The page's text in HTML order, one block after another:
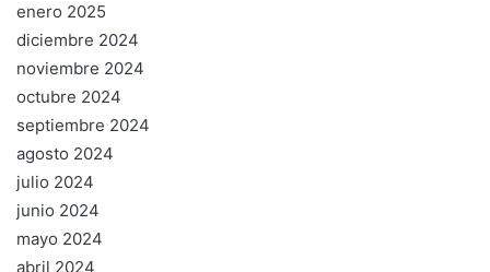
enero 2025
diciembre 2024
noviembre 2024
octubre 2024
septiembre 2024
agosto 2024
julio 2024
junio 2024
mayo 2024
abril 2024